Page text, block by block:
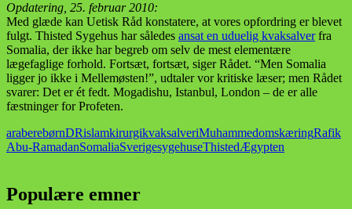
Opdatering, 25. februar 2010:
Med glæde kan Uetisk Råd konstatere, at vores opfordring er blevet
fulgt. Thisted Sygehus har således ansat en uduelig kvaksalverfra
Somalia, der ikke har begreb om selv de mest elementære
lægefaglige forhold. Fortsæt, fortsæt, siger Rådet. “Men Somalia
ligger jo ikke i Mellemøsten!”, udtaler vor kritiske læser; men Rådet
svarer: Det er ét fedt. Mogadishu, Istanbul, London – de er alle
fæstninger for Profeten.
araberebørnDRislamkirurgikvaksalveriMuhammedomskæringRafik
Abu-RamadanSomaliaSverigesygehuseThistedÆgypten
Populære emner